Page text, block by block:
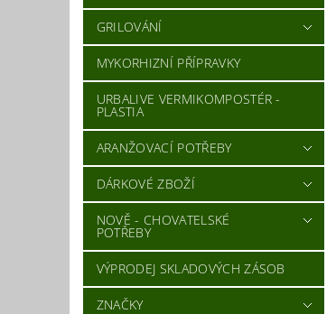
GRILOVÁNÍ
MYKORHIZNÍ PŘÍPRAVKY
URBALIVE VERMIKOMPOSTÉR -
PLASTIA
ARANŽOVACÍ POTŘEBY
DÁRKOVÉ ZBOŽÍ
NOVĚ - CHOVATELSKÉ
POTŘEBY
VÝPRODEJ SKLADOVÝCH ZÁSOB
ZNAČKY